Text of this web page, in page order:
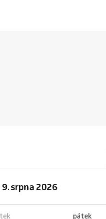
srpna 2026
pátek